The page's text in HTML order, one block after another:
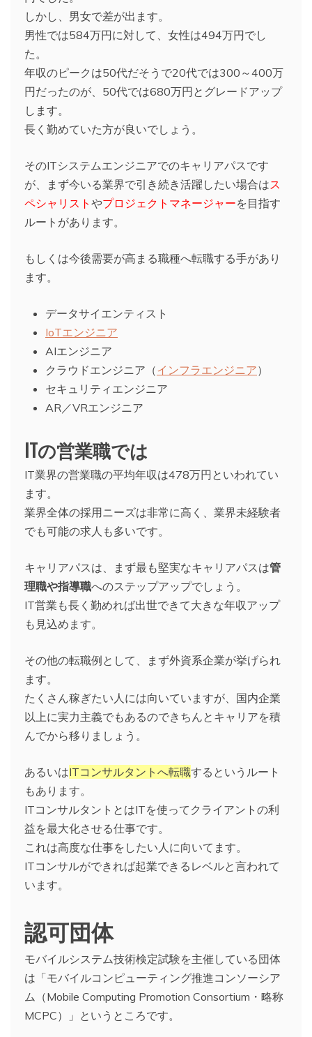
しかし、男女で差が出ます。
男性では584万円に対して、女性は494万円でし
た。
年収のピークは50代だそうで20代では300～400万
円だったのが、50代では680万円とグレードアップ
します。
長く勤めていた方が良いでしょう。
そのITシステムエンジニアでのキャリアパスです
が、まず今いる業界で引き続き活躍したい場合はス
ペシャリスト やプロジェクトマネージャーを目指す
ルートがあります。
もしくは今後需要が高まる職種へ転職する手があり
ます。
データサイエンティスト
IoTエンジニア
AIエンジニア
クラウドエンジニア（インフラエンジニア）
セキュリティエンジニア
AR／VRエンジニア
ITの営業職では
IT業界の営業職の平均年収は478万円といわれてい
ます。
業界全体の採用ニーズは非常に高く、業界未経験者
でも可能の求人も多いです。
キャリアパスは、まず最も堅実なキャリアパスは管
理職や指導職へのステップアップでしょう。
IT営業も長く勤めれば出世できて大きな年収アップ
も見込めます。
その他の転職例として、まず外資系企業が挙げられ
ます。
たくさん稼ぎたい人には向いていますが、国内企業
以上に実力主義でもあるのできちんとキャリアを積
んでから移りましょう。
あるいはITコンサルタントへ転職するというルート
もあります。
ITコンサルタントとはITを使ってクライアントの利
益を最大化させる仕事です。
これは高度な仕事をしたい人に向いてます。
ITコンサルができれば起業できるレベルと言われて
います。
認可団体
モバイルシステム技術検定試験を主催している団体
は「モバイルコンピューティング推進コンソーシア
ム（Mobile Computing Promotion Consortium・略称
MCPC）」というところです。